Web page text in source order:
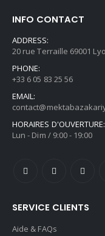
INFO CONTACT
ADDRESS:
20 rue Terraille 69001
PHONE:
+33 6 05 83 25 56
EMAIL:
HORAIRES D'OUVERTURE:
Lun - Dim / 9:00 - 19:00
SERVICE CLIENTS
Aide & FAQs